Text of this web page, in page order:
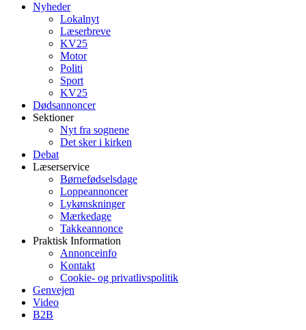
Nyheder
Lokalnyt
Læserbreve
KV25
Motor
Politi
Sport
KV25
Dødsannoncer
Sektioner
Nyt fra sognene
Det sker i kirken
Debat
Læserservice
Børnefødselsdage
Loppeannoncer
Lykønskninger
Mærkedage
Takkeannonce
Praktisk Information
Annonceinfo
Kontakt
Cookie- og privatlivspolitik
Genvejen
Video
B2B